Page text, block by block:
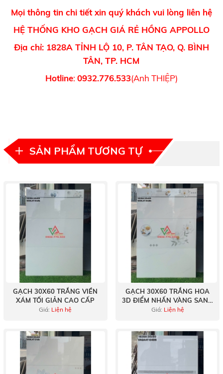
Mọi thông tin chi tiết xin quý khách vui lòng liên hệ
HỆ THỐNG KHO GẠCH GIÁ RẺ HỒNG APPOLLO
Địa chỉ: 1828A TỈNH LỘ 10, P. TÂN TẠO, Q. BÌNH
TÂN, TP. HCM
Hotline: 0932.776.533(Anh THIỆP)
SẢN PHẨM TƯƠNG TỰ
GẠCH 30X60 TRẮNG VIỀN
XÁM TỐI GIẢN CAO CẤP
Giá: Liện hệ
GẠCH 30X60 TRẮNG HOA
3D ĐIỂM NHẤN VÀNG SANG
TRỌNG
Giá: Liện hệ